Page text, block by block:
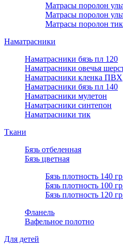
Матрасы поролон
Матрасы поролон
Матрасы поролон тик
Наматрасники
Наматрасники бязь пл 120
Наматрасники овечья
Наматрасники кленка ПВХ
Наматрасники бязь пл 140
Наматрасники мулетон
Наматрасники синтепон
Наматрасники тик
Ткани
Бязь отбеленная
Бязь цветная
Бязь плотность 140
Бязь плотность 100
Бязь плотность 120
Фланель
Вафельное полотно
Для детей